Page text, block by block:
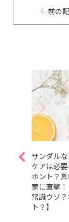
前の
サンダル
ケアは必
ホント？
家に直撃
常識ウソ
ト？】